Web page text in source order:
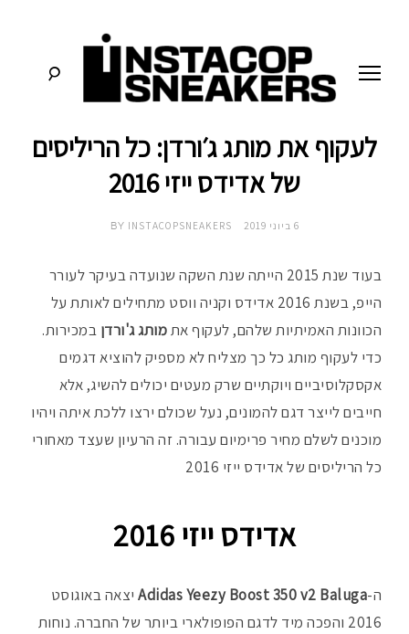
א
ס
ט
ק
ו
פ
סניקרס:
מדריכים,
תרבות
הסניקרס
לעקוף את מותג ג׳ורדן: כל הריליסים
של אדידס ייזי 2016
6 ביוני 2019 INSTACOPSNEAKERS
בעוד שנת 2015 הייתה שנת השקה שנועדה בעיקר לעורר
הייפ, בשנת 2016 אדידס וקניה ווסט מתחילים לאותת על
הכוונות האמיתיות שלהם, לעקוף אתמותג ג'ורדן במכירות.
כדי לעקוף מותג כל כך מצליח לא מספיק להוציא דגמים
אקסקלוסיביים ויוקתיים שרק מעטים יכולים להשיג, אלא
חייבים לייצר דגם להמונים, נעל שכולם ירצו ללכת איתה ויהיו
מוכנים לשלם מחיר פרימיום עבורה. זה הרעיון שעצד מאחורי
כל הריליסים של אדידס ייזי 2016
אדידס ייזי 2016
ה-Adidas Yeezy Boost 350 v2 Baluga יצאה באוגוסט
2016 והפכה מיד לדגם הפופולארי ביותר של החברה. נוחות